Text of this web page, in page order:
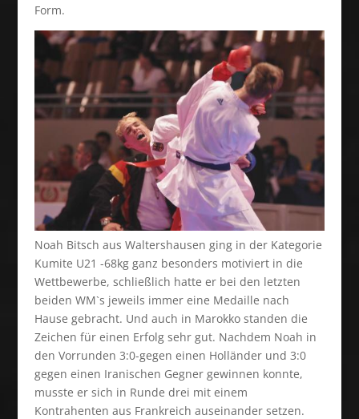
Form.
Noah Bitsch aus Waltershausen ging in der Kategorie
Kumite U21 -68kg ganz besonders motiviert in die
Wettbewerbe, schließlich hatte er bei den letzten
beiden WM`s jeweils immer eine Medaille nach
Hause gebracht. Und auch in Marokko standen die
Zeichen für einen Erfolg sehr gut. Nachdem Noah in
den Vorrunden 3:0-gegen einen Holländer und 3:0
gegen einen Iranischen Gegner gewinnen konnte,
musste er sich in Runde drei mit einem
Kontrahenten aus Frankreich auseinander setzen.